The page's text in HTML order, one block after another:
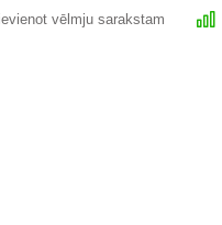
vēlmju sarakstam